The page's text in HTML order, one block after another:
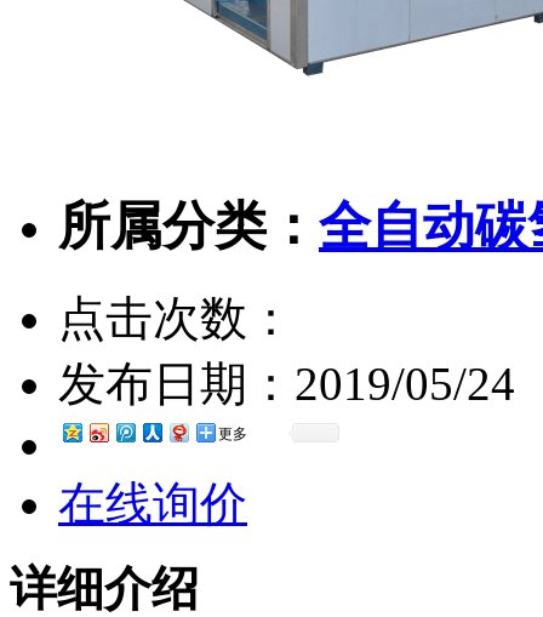
所属分类： 全自动碳
点击次数：
发布日期： 2019/05/24
更多
在线询价
详细介绍